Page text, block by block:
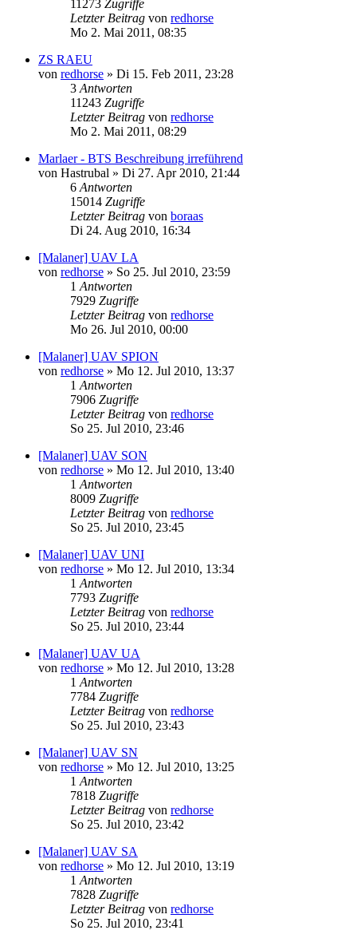
11273 Zugriffe
Letzter Beitrag von redhorse
Mo 2. Mai 2011, 08:35
ZS RAEU
von redhorse » Di 15. Feb 2011, 23:28
3 Antworten
11243 Zugriffe
Letzter Beitrag von redhorse
Mo 2. Mai 2011, 08:29
Marlaer - BTS Beschreibung irreführend
von Hastrubal » Di 27. Apr 2010, 21:44
6 Antworten
15014 Zugriffe
Letzter Beitrag von boraas
Di 24. Aug 2010, 16:34
[Malaner] UAV LA
von redhorse » So 25. Jul 2010, 23:59
1 Antworten
7929 Zugriffe
Letzter Beitrag von redhorse
Mo 26. Jul 2010, 00:00
[Malaner] UAV SPION
von redhorse » Mo 12. Jul 2010, 13:37
1 Antworten
7906 Zugriffe
Letzter Beitrag von redhorse
So 25. Jul 2010, 23:46
[Malaner] UAV SON
von redhorse » Mo 12. Jul 2010, 13:40
1 Antworten
8009 Zugriffe
Letzter Beitrag von redhorse
So 25. Jul 2010, 23:45
[Malaner] UAV UNI
von redhorse » Mo 12. Jul 2010, 13:34
1 Antworten
7793 Zugriffe
Letzter Beitrag von redhorse
So 25. Jul 2010, 23:44
[Malaner] UAV UA
von redhorse » Mo 12. Jul 2010, 13:28
1 Antworten
7784 Zugriffe
Letzter Beitrag von redhorse
So 25. Jul 2010, 23:43
[Malaner] UAV SN
von redhorse » Mo 12. Jul 2010, 13:25
1 Antworten
7818 Zugriffe
Letzter Beitrag von redhorse
So 25. Jul 2010, 23:42
[Malaner] UAV SA
von redhorse » Mo 12. Jul 2010, 13:19
1 Antworten
7828 Zugriffe
Letzter Beitrag von redhorse
So 25. Jul 2010, 23:41